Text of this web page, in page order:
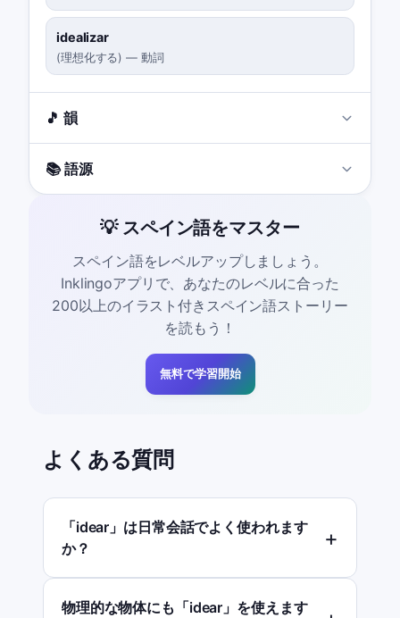
idealizar
(理想化する) — 動詞
🎵 韻
📚 語源
💡 スペイン語をマスター
スペイン語をレベルアップしましょう。
Inklingoアプリで、あなたのレベルに合った
200以上のイラスト付きスペイン語ストーリー
を読もう！
無料で学習開始
よくある質問
「idear」は日常会話でよく使われます
か？
物理的な物体にも「idear」を使えます